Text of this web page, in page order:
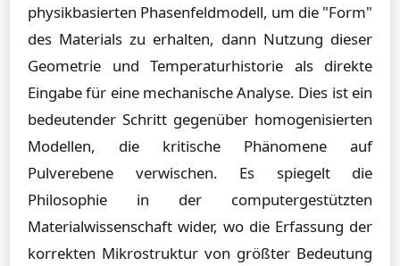
physikbasierten Phasenfeldmodell, um die "Form"
des Materials zu erhalten, dann Nutzung dieser
Geometrie und Temperaturhistorie als direkte
Eingabe für eine mechanische Analyse. Dies ist ein
bedeutender Schritt gegenüber homogenisierten
Modellen, die kritische Phänomene auf
Pulverebene verwischen. Es spiegelt die
Philosophie in der computergestützten
Materialwissenschaft wider, wo die Erfassung der
korrekten Mikrostruktur von größter Bedeutung